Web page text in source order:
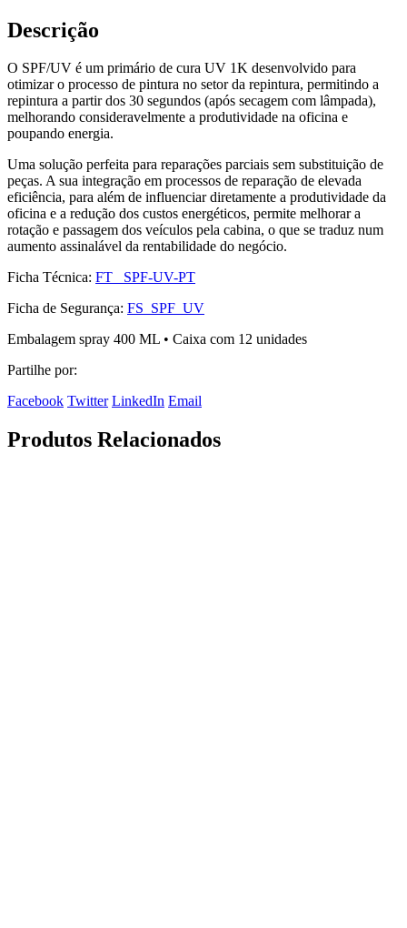
Descrição
O SPF/UV é um primário de cura UV 1K desenvolvido para
otimizar o processo de pintura no setor da repintura, permitindo a
repintura a partir dos 30 segundos (após secagem com lâmpada),
melhorando consideravelmente a produtividade na oficina e
poupando energia.
Uma solução perfeita para reparações parciais sem substituição de
peças. A sua integração em processos de reparação de elevada
eficiência, para além de influenciar diretamente a produtividade da
oficina e a redução dos custos energéticos, permite melhorar a
rotação e passagem dos veículos pela cabina, o que se traduz num
aumento assinalável da rentabilidade do negócio.
Ficha Técnica: FT_ SPF-UV-PT
Ficha de Segurança: FS_SPF_UV
Embalagem spray 400 ML • Caixa com 12 unidades
Partilhe por:
Facebook Twitter LinkedIn Email
Produtos Relacionados